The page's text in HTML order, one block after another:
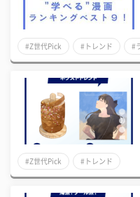
#Z世代Pick #トレンド #
#Z世代Pick #トレンド